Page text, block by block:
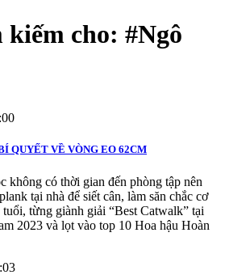
cho: #Ngô
QUYẾT VỀ VÒNG EO 62CM
không có thời gian đến phòng tập nên
tại nhà để siết cân, làm săn chắc cơ
từng giành giải “Best Catwalk” tại
2023 và lọt vào top 10 Hoa hậu Hoàn